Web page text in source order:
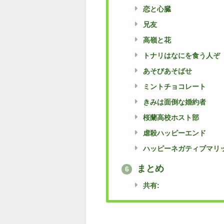
恋と心臓
兄友
高嶺と花
トナリはなにを食う人ぞ
あそびあそばせ
ミントチョコレート
きみは面倒な婚約者
桜蘭高校ホスト部
虐殺ハッピーエンド
ハッピーネガティブマリ
6 まとめ
共有: